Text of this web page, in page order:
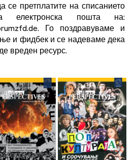
се претплатите на списанието
електронска пошта на:
Го поздравуваме и
и фидбек и се надеваме дека
вреден ресурс.